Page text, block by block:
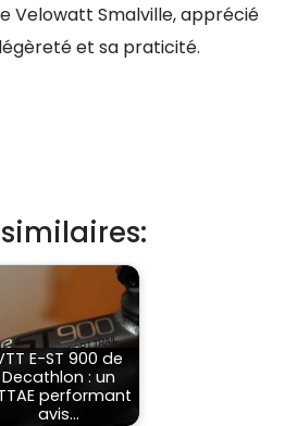
Velowatt Smalville, apprécié
et sa praticité.
E-ST 900 de
Decathlon : un
performant
avis…